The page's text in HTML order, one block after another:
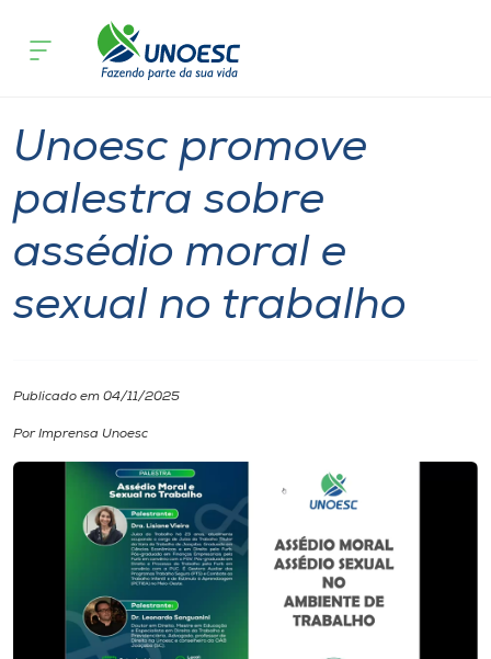
Cursos
Pesquisa
Atendimento ao Estudante
Portal de Ensino
Internacionalização
Diplomados
Geral
Unoesc promove
palestra sobre
assédio moral e
sexual no trabalho
Publicado em 04/11/2025
Por Imprensa Unoesc